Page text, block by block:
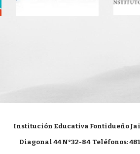
Institución Educativa Fontidueño
Diagonal 44 N°32-84 Teléfonos: 481